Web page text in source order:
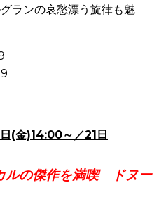
ランの哀愁漂う旋律も魅
日(金)14:00～／21日
ルの傑作を満喫 ドヌー